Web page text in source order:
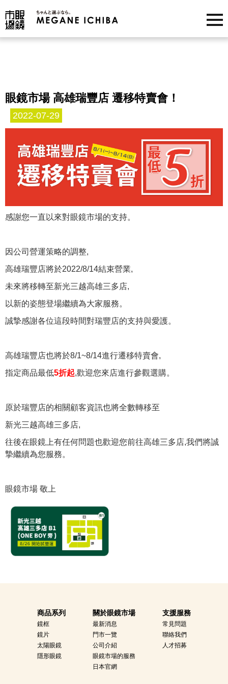
眼鏡市場 高雄瑞豐店 遷移特賣會！
2022-07-29
感謝您一直以來對眼鏡市場的支持。
因公司營運策略的調整,
高雄瑞豐店將於2022/8/14結束營業,
未來將移轉至新光三越高雄三多店,
以新的姿態登場繼續為大家服務。
誠摯感謝各位這段時間對瑞豐店的支持與愛護。
高雄瑞豐店也將於8/1~8/14進行遷移特賣會,
指定商品最低5折起,歡迎您來店進行參觀選購。
原於瑞豐店的相關顧客資訊也將全數轉移至
新光三越高雄三多店,
往後在眼鏡上有任何問題也歡迎您前往高雄三多店,我們將誠
摯繼續為您服務。
眼鏡市場 敬上
商品系列
鏡框
鏡片
太陽眼鏡
隱形眼鏡
關於眼鏡市場
最新消息
門市一覽
公司介紹
眼鏡市場的服務
日本官網
支援服務
常見問題
聯絡我們
人才招募